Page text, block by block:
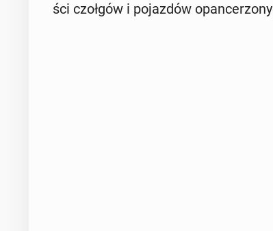
ści czołgów i po­jaz­dów